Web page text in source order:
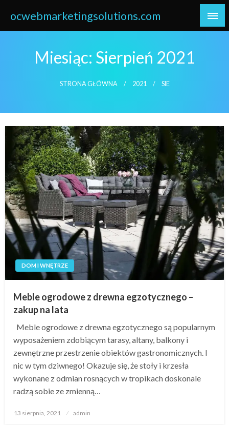
content
ocwebmarketingsolutions.com
Miesiąc: Sierpień 2021
STRONA GŁÓWNA 2021 SIE
DOM I WNĘTRZE
Meble ogrodowe z drewna egzotycznego –
zakup na lata
Meble ogrodowe z drewna egzotycznego są popularnym
wyposażeniem zdobiącym tarasy, altany, balkony i
zewnętrzne przestrzenie obiektów gastronomicznych. I
nic w tym dziwnego! Okazuje się, że stoły i krzesła
wykonane z odmian rosnących w tropikach doskonale
radzą sobie ze zmienną…
Opublikowane
13 sierpnia, 2021 admin